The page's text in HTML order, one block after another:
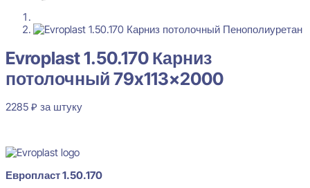
Evroplast 1.50.170 Карниз
потолочный 79x113x2000
2285 ₽ за штуку
Европласт 1.50.170